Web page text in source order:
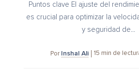
Puntos clave El ajuste del
es crucial para optimizar la
y seguridad de...
Por Inshal Ali 15 min de